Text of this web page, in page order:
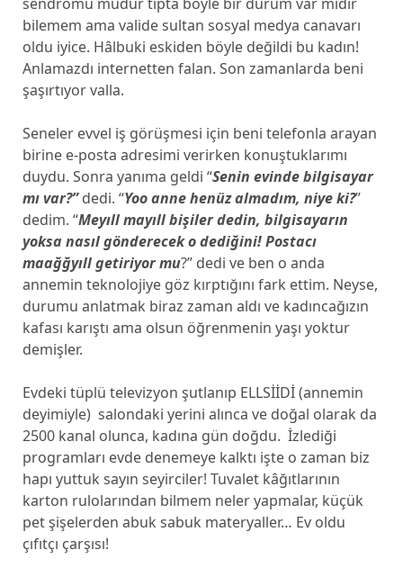
bilemem ama valide sultan sosyal medya canavarı
oldu iyice. Hâlbuki eskiden böyle değildi bu kadın!
Anlamazdı internetten falan. Son zamanlarda beni
şaşırtıyor valla.
Seneler evvel iş görüşmesi için beni telefonla arayan
birine e-posta adresimi verirken konuştuklarımı
duydu. Sonra yanıma geldi “Senin evinde bilgisayar
mı var?”dedi. “Yoo anne henüz almadım, niye ki?”
dedim. “Meyıll mayıll bişiler dedin, bilgisayarın
yoksa nasıl gönderecek o dediğini! Postacı
maağğyıll getiriyor mu?” dedi ve ben o anda
annemin teknolojiye göz kırptığını fark ettim. Neyse,
durumu anlatmak biraz zaman aldı ve kadıncağızın
kafası karıştı ama olsun öğrenmenin yaşı yoktur
demişler.
Evdeki tüplü televizyon şutlanıp ELLSİİDİ (annemin
deyimiyle) salondaki yerini alınca ve doğal olarak da
2500 kanal olunca, kadına gün doğdu. İzlediği
programları evde denemeye kalktı işte o zaman biz
hapı yuttuk sayın seyirciler! Tuvalet kâğıtlarının
karton rulolarından bilmem neler yapmalar, küçük
pet şişelerden abuk sabuk materyaller… Ev oldu
çıfıtçı çarşısı!